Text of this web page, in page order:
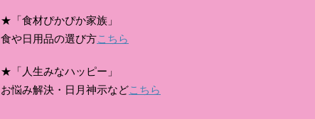
★「食材ぴかぴか家族」
食や日用品の選び方こちら
★「人生みなハッピー」
お悩み解決・日月神示などこちら